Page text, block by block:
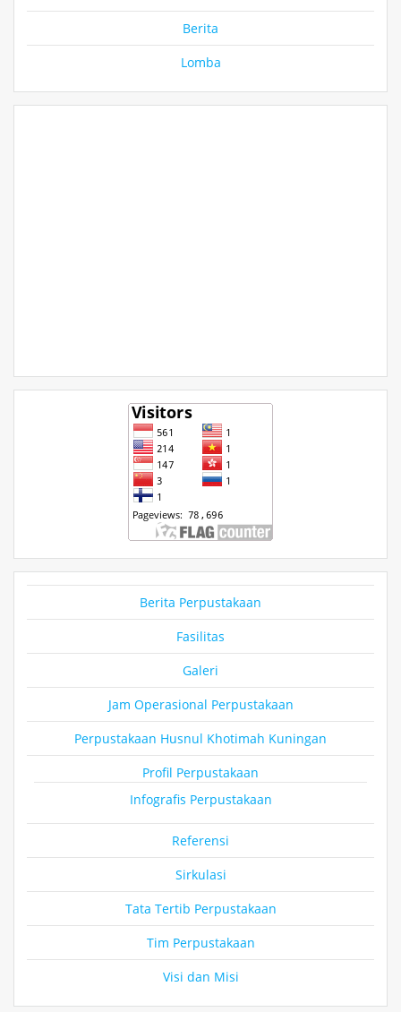
Berita
Lomba
Berita Perpustakaan
Fasilitas
Galeri
Jam Operasional Perpustakaan
Perpustakaan Husnul Khotimah Kuningan
Profil Perpustakaan
Infografis Perpustakaan
Referensi
Sirkulasi
Tata Tertib Perpustakaan
Tim Perpustakaan
Visi dan Misi